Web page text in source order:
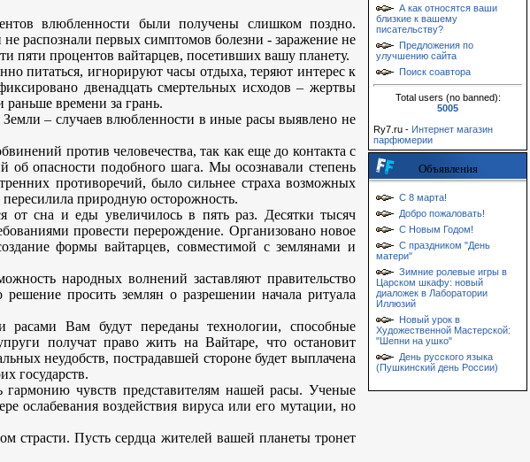
влюбленности были получены слишком поздно.
распознали первых симптомов болезни - заражение не
пяти процентов вайтарцев, посетивших вашу планету.
питаться, игнорируют часы отдыха, теряют интерес к
двенадцать смертельных исходов – жертвы
времени за грань.
– случаев влюбленности в иные расы выявлено не
против человечества, так как еще до контакта с
опасности подобного шага. Мы осознавали степень
противоречий, было сильнее страха возможных
природную осторожность.
от сна и еды увеличилось в пять раз. Десятки тысяч
провести перерождение. Организовано новое
формы вайтарцев, совместимой с землянами и
народных волнений заставляют правительство
просить землян о разрешении начала ритуала
расами Вам будут переданы технологии, способные
получат право жить на Вайтаре, что остановит
неудобств, пострадавшей стороне будет выплачена
государств.
чувств представителям нашей расы. Ученые
ослабевания воздействия вируса или его мутации, но
страсти. Пусть сердца жителей вашей планеты тронет
А как относятся ваши
близкие к вашему
писательству?
Предложения по
улучшению сайта
Поиск соавтора
Total users (no banned):
5005
Ry7.ru - Интернет магазин
парфюмерии
Объявления
С 8 марта!
Добро пожаловать!
С Новым Годом!
С праздником "День
матери"
Зимние ролевые игры в
Царском шкафу: новый
диаложек в Лаборатории
Иллюзий
Новый урок в
Художественной Мастерской:
"Шепни на ушко"
День русского языка
(Пушкинский день России)